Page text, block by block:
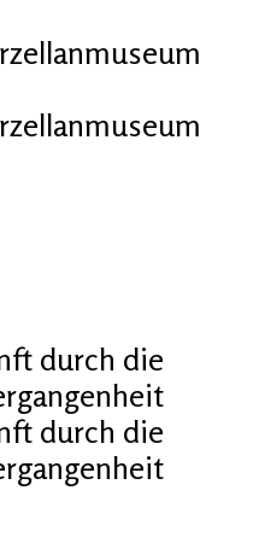
durch die
durch die